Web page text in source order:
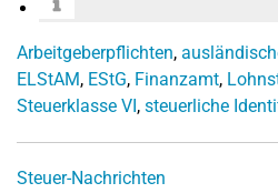
Arbeitgeberpflichten,
ELStAM, EStG, Finanzamt,
Steuerklasse VI, steuerliche
Steuer-Nachrichten